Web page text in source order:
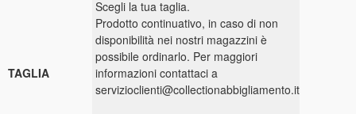
TAGLIA
Scegli la tua taglia.
Prodotto continuativo, in caso di non
disponibilità nei nostri magazzini è
possibile ordinarlo. Per maggiori
informazioni contattaci a
servizioclienti@collectionabbigliamento.it